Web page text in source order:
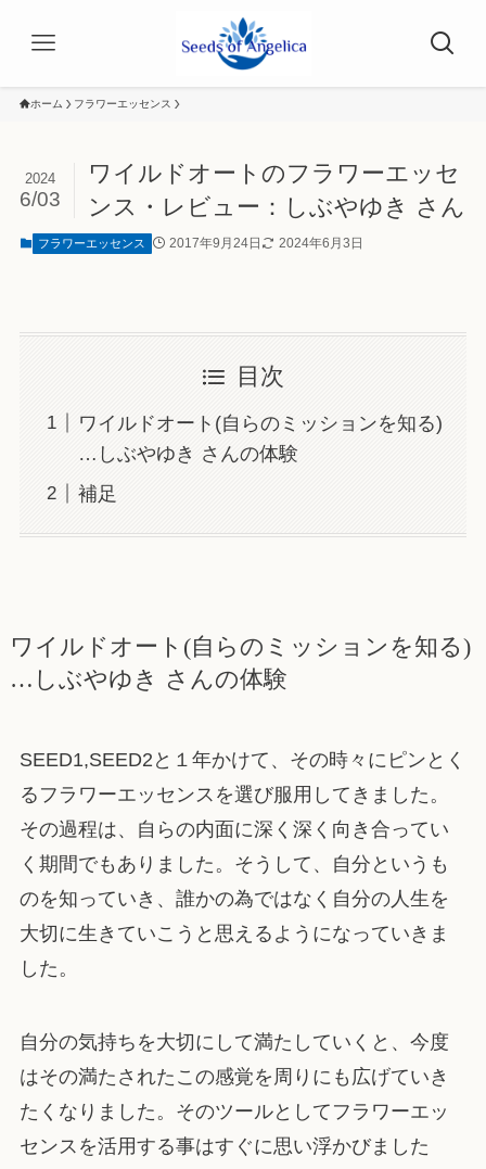
ホーム フラワーエッセンス
ワイルドオートのフラワーエッセ
ンス・レビュー：しぶやゆき さん
2024
6/03
フラワーエッセンス 2017年9月24日 2024年6月3日
目次
ワイルドオート(自らのミッションを知る)
…しぶやゆき さんの体験
補足
ワイルドオート(自らのミッションを知る)
…しぶやゆき さんの体験
SEED1,SEED2と１年かけて、その時々にピンとく
るフラワーエッセンスを選び服用してきました。
その過程は、自らの内面に深く深く向き合ってい
く期間でもありました。そうして、自分というも
のを知っていき、誰かの為ではなく自分の人生を
大切に生きていこうと思えるようになっていきま
した。
自分の気持ちを大切にして満たしていくと、今度
はその満たされたこの感覚を周りにも広げていき
たくなりました。そのツールとしてフラワーエッ
センスを活用する事はすぐに思い浮かびました